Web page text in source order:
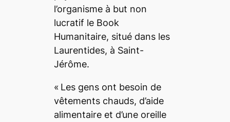
l’organisme à but non
lucratif le Book
Humanitaire, situé dans les
Laurentides, à Saint-
Jérôme.
« Les gens ont besoin de
vêtements chauds, d’aide
alimentaire et d’une oreille